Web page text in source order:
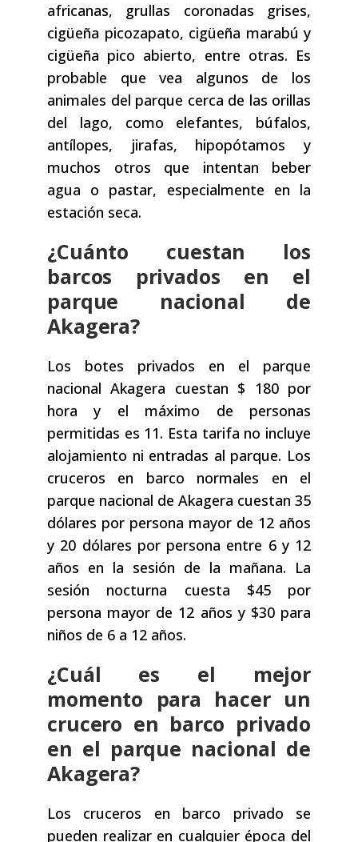
africanas, grullas coronadas grises,
cigüeña picozapato, cigüeña marabú y
cigüeña pico abierto, entre otras. Es
probable que vea algunos de los
animales del parque cerca de las orillas
del lago, como elefantes, búfalos,
antílopes, jirafas, hipopótamos y
muchos otros que intentan beber
agua o pastar, especialmente en la
estación seca.
¿Cuánto cuestan los
barcos privados en el
parque nacional de
Akagera?
Los botes privados en el parque
nacional Akagera cuestan $ 180 por
hora y el máximo de personas
permitidas es 11. Esta tarifa no incluye
alojamiento ni entradas al parque. Los
cruceros en barco normales en el
parque nacional de Akagera cuestan 35
dólares por persona mayor de 12 años
y 20 dólares por persona entre 6 y 12
años en la sesión de la mañana. La
sesión nocturna cuesta $45 por
persona mayor de 12 años y $30 para
niños de 6 a 12 años.
¿Cuál es el mejor
momento para hacer un
crucero en barco privado
en el parque nacional de
Akagera?
Los cruceros en barco privado se
pueden realizar en cualquier época del